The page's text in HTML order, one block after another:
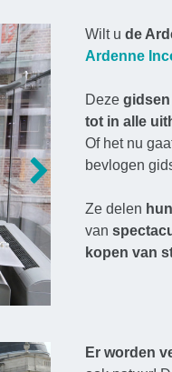
Next
Wilt ude
Ardenne
Dezegidsen
tot in alle
Of het nu
bevlogen
Ze delen
van
kopen van
Er worden